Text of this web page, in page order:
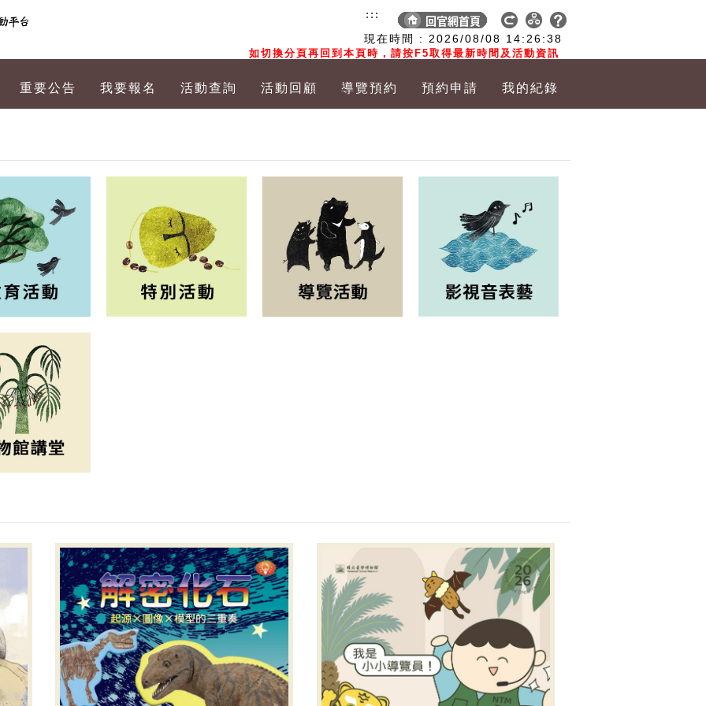
現在時間 : 2026/08/08 14:26:39
如切換分頁再回到本頁時，請按F5取得最新時間及活動資訊
:::
重要公告 我要報名 活動查詢 活動回顧 導覽預約 預約申請 我的紀錄